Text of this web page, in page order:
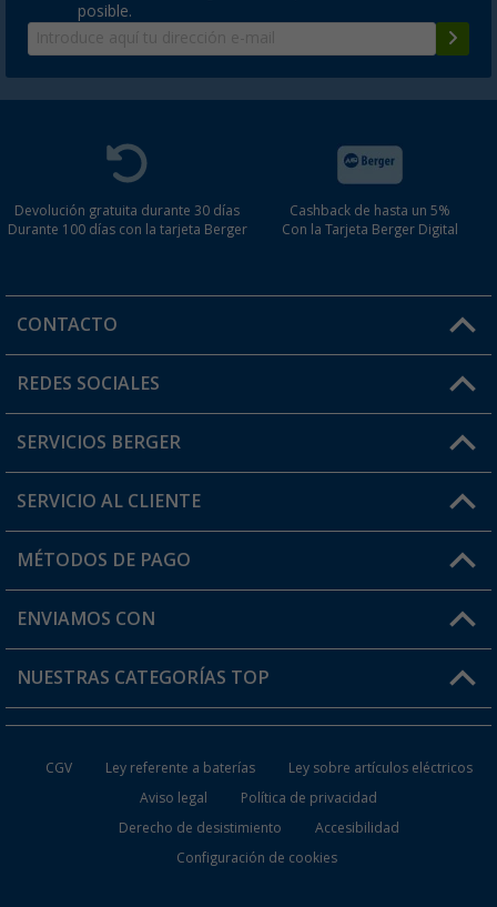
posible.
Devolución gratuita durante 30 días
Durante 100 días con la tarjeta Berger
Cashback de hasta un 5%
Con la Tarjeta Berger Digital
CONTACTO
Horario de atención al cliente:
¿Tienes alguna duda?
REDES SOCIALES
SERVICIOS BERGER
Conviértete en distribuidor
Mi cuenta
Tarjeta Berger Digital
SERVICIO AL CLIENTE
FAQ y Contacto
Información de envío
¿Dónde está mi pedido?
MÉTODOS DE PAGO
ENVIAMOS CON
NUESTRAS CATEGORÍAS TOP
Muebles de Camping
CGV Ley referente a baterías
Ley sobre artículos eléctricos
Aviso legal
Política de privacidad
Derecho de desistimiento
Accesibilidad
Configuración de cookies